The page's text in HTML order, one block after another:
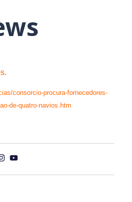
consorcio-procura-fornecedores-
de-quatro-navios.htm